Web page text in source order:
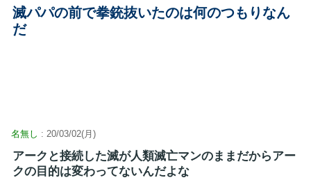
滅パパの前で拳銃抜いたのは何のつもりなん
だ
名無し : 20/03/02(月)
アークと接続した滅が人類滅亡マンのままだからアー
クの目的は変わってないんだよな